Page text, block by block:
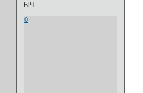
ЫЧ
0